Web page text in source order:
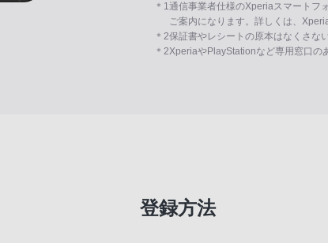
＊1通信事業者仕様のXperiaスマートフ
ご案内になります。詳しくは、
＊2保証書やレシートの原本はなくさな
＊2XperiaやPlayStationなど専用窓口の
登録方法